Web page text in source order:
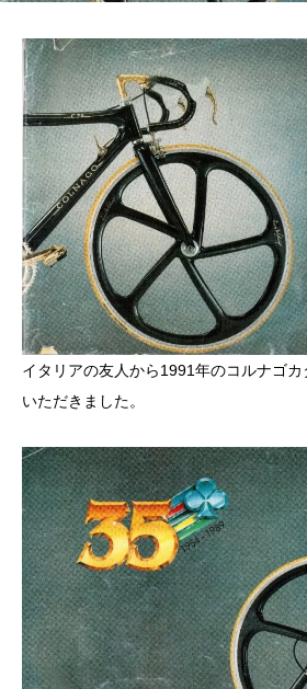
イタリアの友人から1991年のコルナゴ
いただきました。